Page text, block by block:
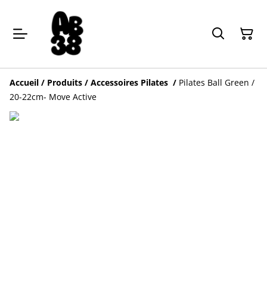
Accueil / Produits / Accessoires Pilates / Pilates Ball Green /
20-22cm- Move Active